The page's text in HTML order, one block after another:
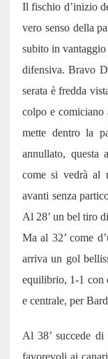
Il fischio d’inizio
vero senso della
subito in
difensiva. Bravo
serata è fredda
colpo e comiciano
mette dentro la
annullato, questa
come si vedrà al
avanti senza
Al 28’ un bel tiro
Ma al 32’ come
arriva un gol
equilibrio, 1-1 con
e centrale, per
Al 38’ succede
favorevoli ai